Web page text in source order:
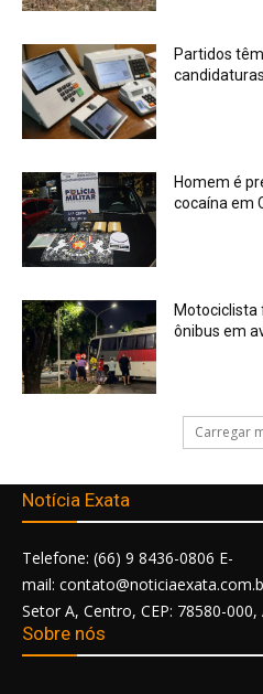
Partidos
Homem é
cocaína em
Motociclista
ônibus em
Carregar
Notícia Exata
Telefone: (66) 9 8436-0806 E-
mail:
Setor A, Centro, CEP: 78580-
Sobre nós